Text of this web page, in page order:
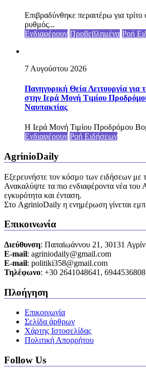
Επιβραδύνθηκε περαιτέρω για
ρυθμός...
Ενδιαφέρουν Προβεβλημένα Ροή
7 Αυγούστου 2026
Πανηγυρική Θεία Λειτουργία για
στην Ιερά Μονή Τιμίου
Ναυπακτίας
Η Ιερά Μονή Τιμίου Προδρόμου
Ενδιαφέρουν Ροή Ειδήσεων
AgrinioDaily
Εξερευνήστε τον κόσμο των ειδήσεων με
Ανακαλύψτε τα πιο ενδιαφέροντα νέα του
εγκυρότητα και ένταση.
Στο AgrinioDaily η ενημέρωση γίνεται
Επικοινωνία
Διεύθυνση: Παπαϊωάννου 21, 30131
Ε-mail: agriniodaily@gmail.com
Ε-mail: politiki358@gmail.com
Τηλέφωνο: +30 2641048641, 6944536808
Πλοήγηση
Επικοινωνία
Σελίδα άρθρων
Χάρτης Ιστοσελίδας
Πολιτική Απορρήτου
Follow Us